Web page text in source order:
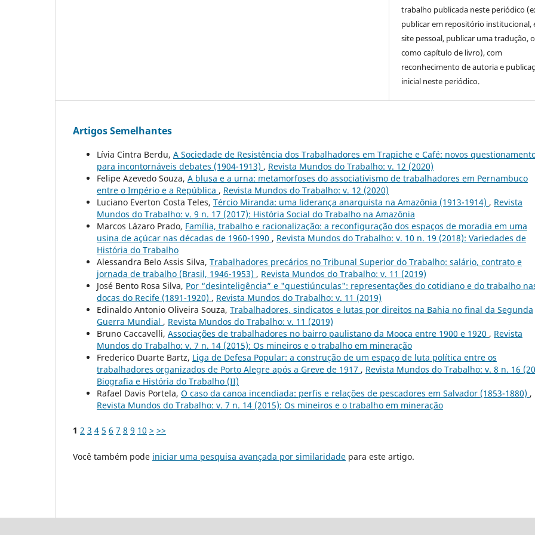
trabalho publicada neste periódico
publicar em repositório institucional,
site pessoal, publicar uma tradução,
como capítulo de livro), com
reconhecimento de autoria e
inicial neste periódico.
Artigos Semelhantes
Lívia Cintra Berdu, A Sociedade de Resistência dos Trabalhadores em Trapiche e Café: novos
para incontornáveis debates (1904-1913) , Revista Mundos do Trabalho: v. 12 (2020)
Felipe Azevedo Souza, A blusa e a urna: metamorfoses do associativismo de trabalhadores em Pernambuco
entre o Império e a República , Revista Mundos do Trabalho: v. 12 (2020)
Luciano Everton Costa Teles, Tércio Miranda: uma liderança anarquista na Amazônia (1913-1914) , Revista
Mundos do Trabalho: v. 9 n. 17 (2017): História Social do Trabalho na Amazônia
Marcos Lázaro Prado, Família, trabalho e racionalização: a reconfiguração dos espaços de moradia em uma
usina de açúcar nas décadas de 1960-1990 , Revista Mundos do Trabalho: v. 10 n. 19 (2018): Variedades de
História do Trabalho
Alessandra Belo Assis Silva, Trabalhadores precários no Tribunal Superior do Trabalho: salário, contrato e
jornada de trabalho (Brasil, 1946-1953) , Revista Mundos do Trabalho: v. 11 (2019)
José Bento Rosa Silva, Por “desinteligência” e "questiúnculas": representações do cotidiano e do trabalho
docas do Recife (1891-1920) , Revista Mundos do Trabalho: v. 11 (2019)
Edinaldo Antonio Oliveira Souza, Trabalhadores, sindicatos e lutas por direitos na Bahia no final da Segunda
Guerra Mundial , Revista Mundos do Trabalho: v. 11 (2019)
Bruno Caccavelli, Associações de trabalhadores no bairro paulistano da Mooca entre 1900 e 1920 , Revista
Mundos do Trabalho: v. 7 n. 14 (2015): Os mineiros e o trabalho em mineração
Frederico Duarte Bartz, Liga de Defesa Popular: a construção de um espaço de luta política entre os
trabalhadores organizados de Porto Alegre após a Greve de 1917 , Revista Mundos do Trabalho: v. 8 n. 16
Biografia e História do Trabalho (II)
Rafael Davis Portela, O caso da canoa incendiada: perfis e relações de pescadores em Salvador (1853-1880) ,
Revista Mundos do Trabalho: v. 7 n. 14 (2015): Os mineiros e o trabalho em mineração
1 2 3 4 5 6 7 8 9 10 > >>
Você também pode iniciar uma pesquisa avançada por similaridade para este artigo.